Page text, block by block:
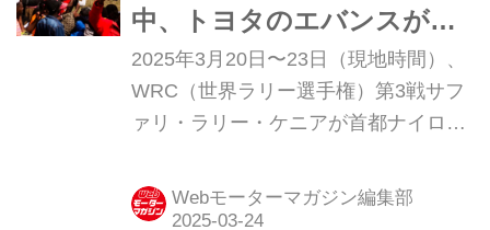
中、トヨタのエバンスが首
位フィニッシュ【サファ
リ・ラリー・ケニア】
2025年3月20日〜23日（現地時間）、
WRC（世界ラリー選手権）第3戦サフ
ァリ・ラリー・ケニアが首都ナイロビ
ル（未舗装）路面で開催され、トヨタ
のエルフィン・エバンスが優勝。2
Webモーターマガジン編集部